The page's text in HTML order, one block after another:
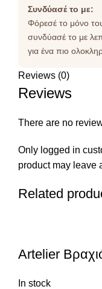
Συνδύασέ το με:
Φόρεσέ το μόνο
συνδύασέ το με
για ένα πιο
Reviews (0)
Reviews
There are no
Only logged in
product may leave
Related
Artelier
In stock